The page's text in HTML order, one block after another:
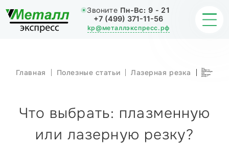
Звоните Пн-Вс: 9 - 21
+7 (499) 371-11-56
kp@металлэкспресс.рф
ОБРАБОТКА МЕТАЛЛА
НАШИ РАБОТЫ
Главная Полезные статьи Лазерная резка Что
выбрать:
плазменную
или
лазерную
резку?
Что выбрать: плазменную
или лазерную резку?